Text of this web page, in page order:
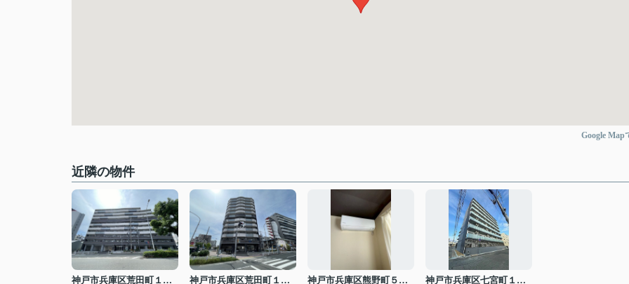
Google Map
近隣の物件
神戸市兵庫区荒田町１丁目 神戸市兵庫区荒田町１丁目 神戸市兵庫区熊野町５丁目 神戸市兵庫区七宮町１丁目